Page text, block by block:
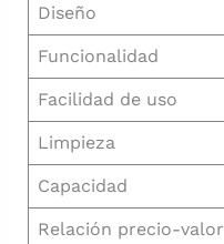
Diseño
Funcionalidad
Facilidad de uso
Limpieza
Capacidad
Relación precio-valor